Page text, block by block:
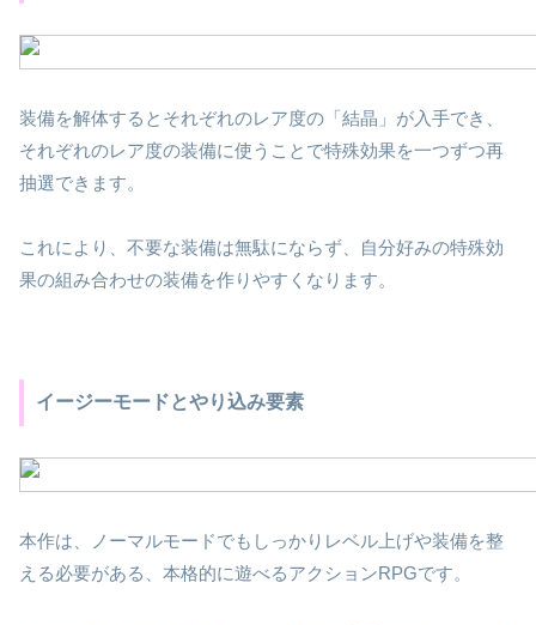
装備を解体するとそれぞれのレア度の「結晶」が入手でき、
それぞれのレア度の装備に使うことで特殊効果を一つずつ再
抽選できます。
これにより、不要な装備は無駄にならず、自分好みの特殊効
果の組み合わせの装備を作りやすくなります。
イージーモードとやり込み要素
本作は、ノーマルモードでもしっかりレベル上げや装備を整
える必要がある、本格的に遊べるアクションRPGです。